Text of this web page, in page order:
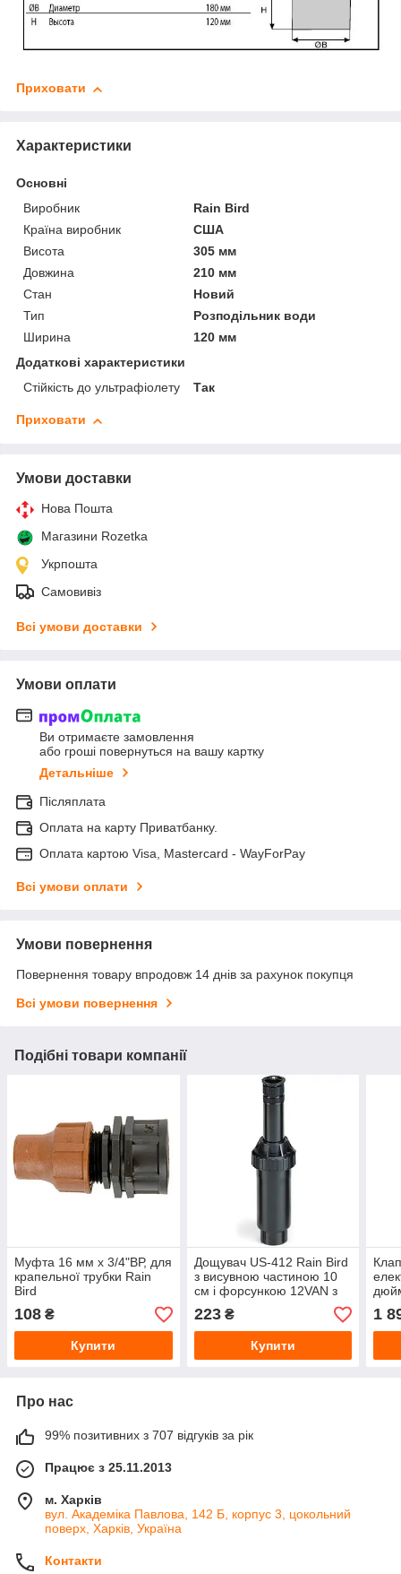
Приховати
Характеристики
Основні
Виробник
Rain Bird
Країна виробник
США
Висота
305 мм
Довжина
210 мм
Стан
Новий
Тип
Розподільник води
Ширина
120 мм
Додаткові характеристики
Стійкість до ультрафіолету
Так
Приховати
Умови доставки
Нова Пошта
Магазини Rozetka
Укрпошта
Самовивіз
Всі умови доставки
Умови оплати
Ви отримаєте замовлення
або гроші повернуться на вашу картку
Детальніше
Післяплата
Оплата на карту Приватбанку.
Оплата картою Visa, Mastercard - WayForPay
Всі умови оплати
Умови повернення
Повернення товару впродовж 14 днів за рахунок покупця
Всі умови повернення
Подібні товари компанії
Муфта 16 мм х 3/4"ВР, для
крапельної трубки Rain
Bird
108 ₴
Купити
Дощувач US-412 Rain Bird
з висувною частиною 10
см і форсункою 12VAN з
радіусом поливу 4 м.
223₴
Купити
1
Про нас
99% позитивних з 707 відгуків за рік
Працює з 25.11.2013
м. Харків
вул. Академіка Павлова, 142 Б, корпус 3, цокольний
поверх, Харків, Україна
Контакти